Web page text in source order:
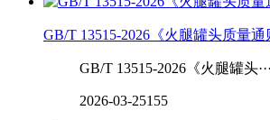
GB/T 13515-2026《火腿罐头质量
GB/T 13515-2026《火腿罐头···
2026-03-25155